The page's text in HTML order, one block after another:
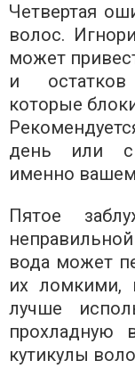
Четвертая
волос.
может
и остатков
которые
день или с
именно
Пятое
вода может
их ломкими,
лучше
прохладную
кутикулы